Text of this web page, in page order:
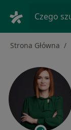
Czego
Strona Główna